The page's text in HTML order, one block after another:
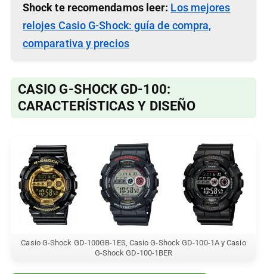
Shock te recomendamos leer: Los mejores
relojes Casio G-Shock: guía de compra,
comparativa y precios
CASIO G-SHOCK GD-100:
CARACTERÍSTICAS Y DISEÑO
Casio G-Shock GD-100GB-1ES, Casio G-Shock GD-100-1A y Casio
G-Shock GD-100-1BER